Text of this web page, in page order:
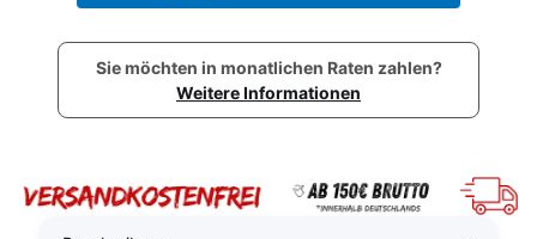
Sie möchten in monatlichen Raten zahlen?
Weitere Informationen